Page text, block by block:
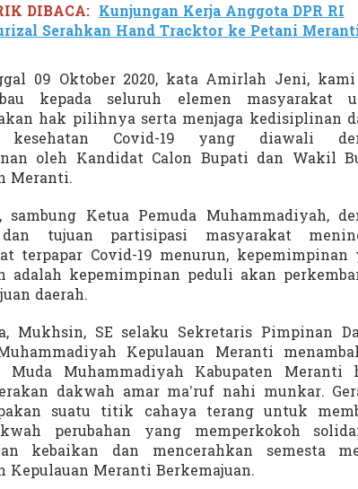
DIBACA: Kunjungan Kerja Anggota DPR RI
Serahkan Hand Tracktor ke Petani
09 Oktober 2020, kata Amirlah Jeni,
kepada seluruh elemen masyarakat
hak pilihnya serta menjaga kedisiplinan
kesehatan Covid-19 yang diawali
oleh Kandidat Calon Bupati dan Wakil
Meranti.
sambung Ketua Pemuda Muhammadiyah,
tujuan partisipasi masyarakat
terpapar Covid-19 menurun, kepemimpinan
adalah kepemimpinan peduli akan
daerah.
Mukhsin, SE selaku Sekretaris Pimpinan
Kepulauan Meranti
Muda Muhammadiyah Kabupaten Meranti
dakwah amar ma’ruf nahi munkar.
suatu titik cahaya terang untuk
perubahan yang memperkokoh
kebaikan dan mencerahkan semesta
Kepulauan Meranti Berkemajuan.
Diadakan di Nanjing
Di GLOBAL, VIDEO | 18 Januari 2024
Di Budaya,
2024